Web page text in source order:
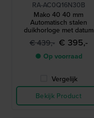
RA-AC0Q16N30B
Mako 40 40 mm
Automatisch stalen
duikhorloge met datum
€ 439,- € 395,-
● Op voorraad
Vergelijk
Bekijk Product